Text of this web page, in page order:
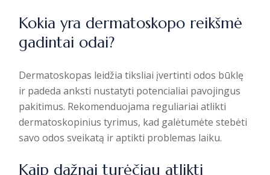
Kokia yra dermatoskopo reikšmė
gadintai odai?
Dermatoskopas leidžia tiksliai įvertinti odos būklę
ir padeda anksti nustatyti potencialiai pavojingus
pakitimus. Rekomenduojama reguliariai atlikti
dermatoskopinius tyrimus, kad galėtumėte stebėti
savo odos sveikatą ir aptikti problemas laiku.
Kaip dažnai turėčiau atlikti